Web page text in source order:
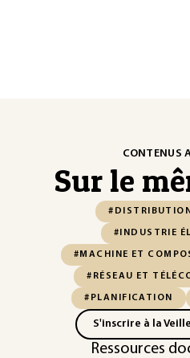
CONTENUS
Sur le
#INDUSTRIE
#MACHINE ET
#RÉSEAU ET
#PLANIFICATION
S'inscrire à la
Ressources